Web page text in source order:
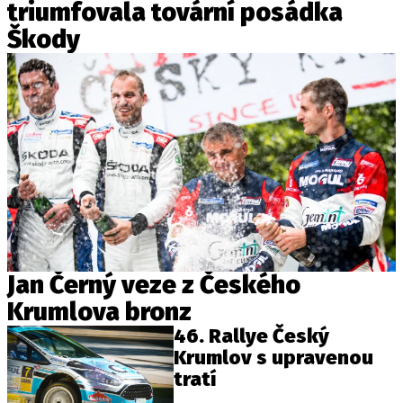
triumfovala tovární posádka
Škody
Jan Černý veze z Českého
Krumlova bronz
46. Rallye Český
Krumlov s upravenou
tratí